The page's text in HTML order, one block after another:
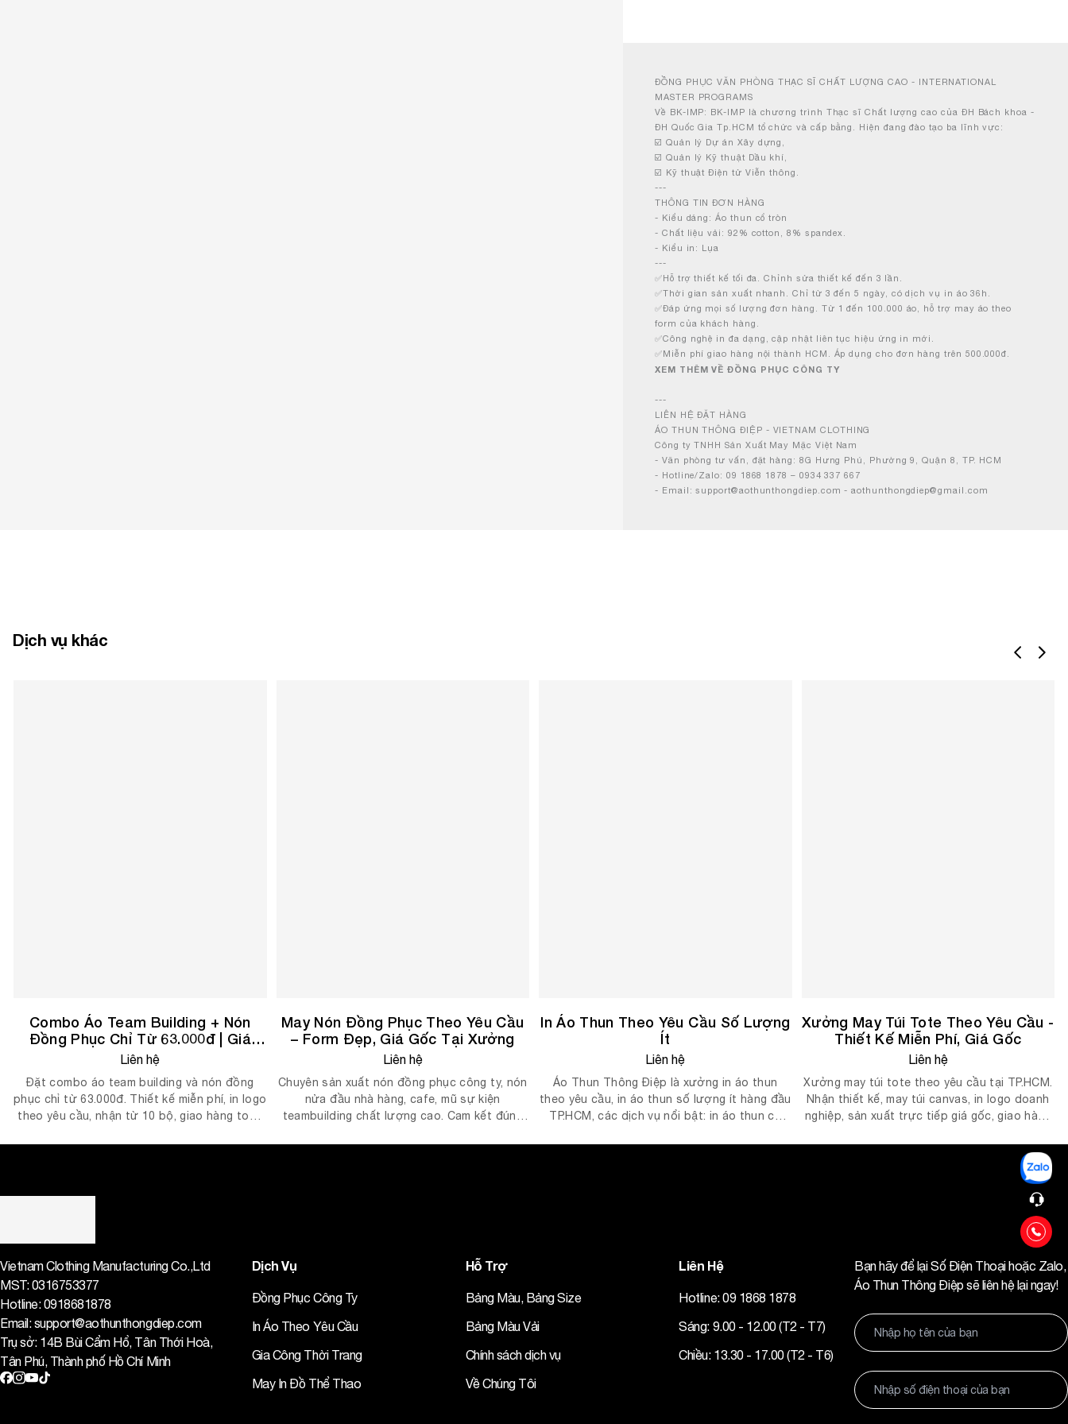
ĐỒNG PHỤC VĂN PHÒNG THẠC SĨ CHẤT LƯỢNG CAO - INTERNATIONAL
MASTER PROGRAMS
Về BK-IMP: BK-IMP là chương trình Thạc sĩ Chất lượng cao của ĐH Bách khoa -
ĐH Quốc Gia Tp.HCM tổ chức và cấp bằng. Hiện đang đào tạo ba lĩnh vực:
☑️ Quản lý Dự án Xây dựng,
☑️ Quản lý Kỹ thuật Dầu khí,
☑️ Kỹ thuật Điện tử Viễn thông.
---
THÔNG TIN ĐƠN HÀNG
- Kiểu dáng: Áo thun cổ tròn
- Chất liệu vải: 92% cotton, 8% spandex.
- Kiểu in: Lụa
---
✅Hỗ trợ thiết kế tối đa. Chỉnh sửa thiết kế đến 3 lần.
✅Thời gian sản xuất nhanh. Chỉ từ 3 đến 5 ngày, có dịch vụ in áo 36h.
✅Đáp ứng mọi số lượng đơn hàng. Từ 1 đến 100.000 áo, hỗ trợ may áo theo
form của khách hàng.
✅Công nghệ in đa dạng, cập nhật liên tục hiệu ứng in mới.
✅Miễn phí giao hàng nội thành HCM. Áp dụng cho đơn hàng trên 500.000đ.
XEM THÊM VỀ ĐỒNG PHỤC CÔNG TY
---
LIÊN HỆ ĐẶT HÀNG
ÁO THUN THÔNG ĐIỆP - VIETNAM CLOTHING
Công ty TNHH Sản Xuất May Mặc Việt Nam
- Văn phòng tư vấn, đặt hàng: 8G Hưng Phú, Phường 9, Quận 8, TP. HCM
- Hotline/Zalo: 09 1868 1878 – 0934 337 667
- Email: support@aothunthongdiep.com - aothunthongdiep@gmail.com
Dịch vụ khác
Combo Áo Team Building + Nón
Đồng Phục Chỉ Từ 63.000đ | Giá
Gốc Tại Xưởng
Liên hệ
Đặt combo áo team building và nón đồng
phục chỉ từ 63.000đ. Thiết kế miễn phí, in logo
theo yêu cầu, nhận từ 10 bộ, giao hàng toàn
May Nón Đồng Phục Theo Yêu Cầu
– Form Đẹp, Giá Gốc Tại Xưởng
Liên hệ
Chuyên sản xuất nón đồng phục công ty, nón
nửa đầu nhà hàng, cafe, mũ sự kiện
teambuilding chất lượng cao. Cam kết đúng
In Áo Thun Theo Yêu Cầu Số Lượng
Ít
Liên hệ
Áo Thun Thông Điệp là xưởng in áo thun
theo yêu cầu, in áo thun số lượng ít hàng đầu
TP.HCM, các dịch vụ nổi bật: in áo thun cá
Xưởng May Túi Tote Theo Yêu Cầu -
Thiết Kế Miễn Phí, Giá Gốc
Liên hệ
Xưởng may túi tote theo yêu cầu tại TP.HCM.
Nhận thiết kế, may túi canvas, in logo doanh
nghiệp, sản xuất trực tiếp giá gốc, giao hàng
Vietnam Clothing Manufacturing Co.,Ltd
MST:0316753377
Hotline:0918681878
Email:support@aothunthongdiep.com
Trụ sở: 14B Bùi Cẩm Hổ, Tân Thới Hoà,
Tân Phú, Thành phố Hồ Chí Minh
Dịch Vụ
Đồng Phục Công Ty
In Áo Theo Yêu Cầu
Gia Công Thời Trang
May In Đồ Thể Thao
Hỗ Trợ
Bảng Màu, Bảng Size
Bảng Màu Vải
Chính sách dịch vụ
Về Chúng Tôi
Liên Hệ
Hotline: 09 1868 1878
Sáng: 9.00 - 12.00 (T2 - T7)
Chiều: 13.30 - 17.00 (T2 - T6)
Bạn hãy để lại Số Điện Thoại hoặc Zalo,
Áo Thun Thông Điệp sẽ liên hệ lại ngay!